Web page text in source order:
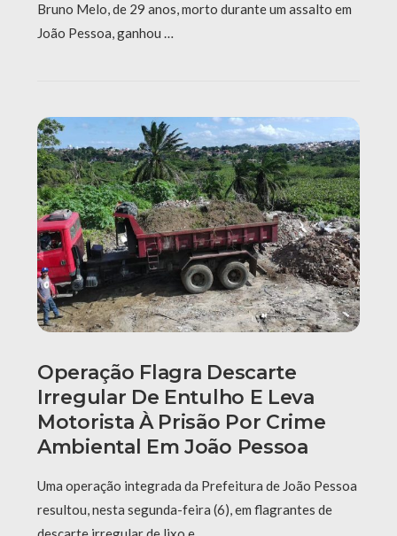
Bruno Melo, de 29 anos, morto durante um assalto em
João Pessoa, ganhou …
Operação Flagra Descarte
Irregular De Entulho E Leva
Motorista À Prisão Por Crime
Ambiental Em João Pessoa
Uma operação integrada da Prefeitura de João Pessoa
resultou, nesta segunda-feira (6), em flagrantes de